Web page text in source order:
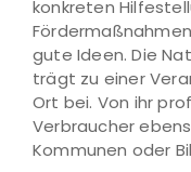
konkreten
gute Ideen. Die
trägt zu einer
Ort bei. Von ihr
Verbraucher
Kommunen oder